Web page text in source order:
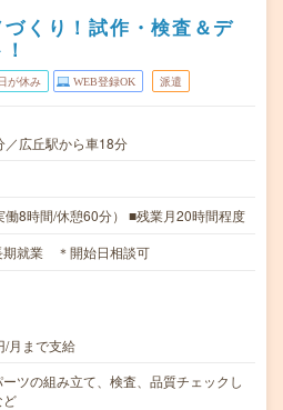
づくり！試作・検査＆デ
が休み WEB登録OK 派遣
／広丘駅から車18分
8時間/休憩60分） ■残業月20時間程度
期就業 ＊開始日相談可
/月まで支給
ーツの組み立て、検査、品質チェックし
ど